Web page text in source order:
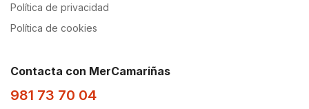
Política de privacidad
Política de cookies
Contacta con MerCamariñas
981 73 70 04